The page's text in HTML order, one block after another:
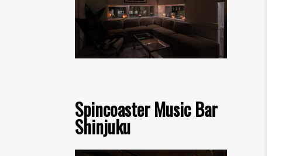
Spincoaster Music Bar
Shinjuku